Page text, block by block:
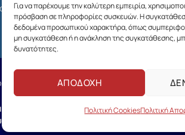
Για να παρέχουμε την καλύτερη εμπειρία,
πρόσβαση σε πληροφορίες συσκευών. Η
δεδομένα προσωπικού χαρακτήρα, όπως
μη συγκατάθεση ή η ανάκληση της συγκατάθεσης,
δυνατότητες.
ΑΠΟΔΟΧΗ
Πολιτική CookiesΠολιτική
ήταν η ενδυνάμωση της κοινωνίας των
δικαιοσύνης, της δημοκρατίας και
Cookies
στην Ψυχική Υγεία- Created by
Π. Σακελλαρόπουλος